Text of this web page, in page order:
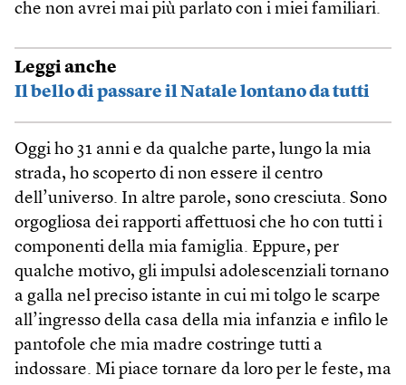
che non avrei mai più parlato con i miei familiari.
Leggi anche
Il bello di passare il Natale lontano da tutti
Oggi ho 31 anni e da qualche parte, lungo la mia
strada, ho scoperto di non essere il centro
dell’universo. In altre parole, sono cresciuta. Sono
orgogliosa dei rapporti affettuosi che ho con tutti i
componenti della mia famiglia. Eppure, per
qualche motivo, gli impulsi adolescenziali tornano
a galla nel preciso istante in cui mi tolgo le scarpe
all’ingresso della casa della mia infanzia e infilo le
pantofole che mia madre costringe tutti a
indossare. Mi piace tornare da loro per le feste, ma